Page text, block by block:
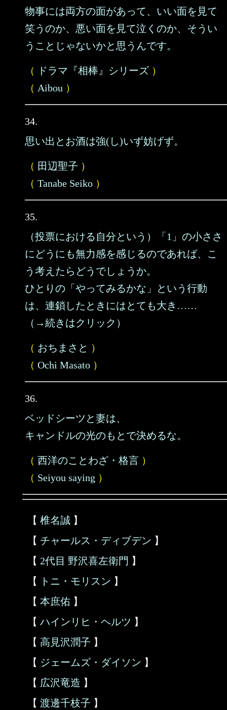
物事には両方の面があって、いい面を見て
笑うのか、悪い面を見て泣くのか、そうい
うことじゃないかと思うんです。
（ ドラマ『相棒』シリーズ ）
（ Aibou ）
34.
思い出とお酒は強(し)いず妨げず。
（ 田辺聖子 ）
（ Tanabe Seiko ）
35.
（投票における自分という）「1」の小ささ
にどうにも無力感を感じるのであれば、こ
う考えたらどうでしょうか。
ひとりの「やってみるかな」という行動
は、連鎖したときにはとても大き……
（→続きはクリック）
（ おちまさと ）
（ Ochi Masato ）
36.
ベッドシーツと妻は、
キャンドルの光のもとで決めるな。
（ 西洋のことわざ・格言 ）
（ Seiyou saying ）
【 椎名誠 】
【 チャールス・ディブデン 】
【 2代目 野沢喜左衛門 】
【
トニ・モリスン 】
【 本庶佑 】
【 ハインリヒ・ヘルツ 】
【 高見沢潤子 】
【 ジェームズ・ダイソン 】
【 広沢竜造 】
【 渡邊千枝子 】